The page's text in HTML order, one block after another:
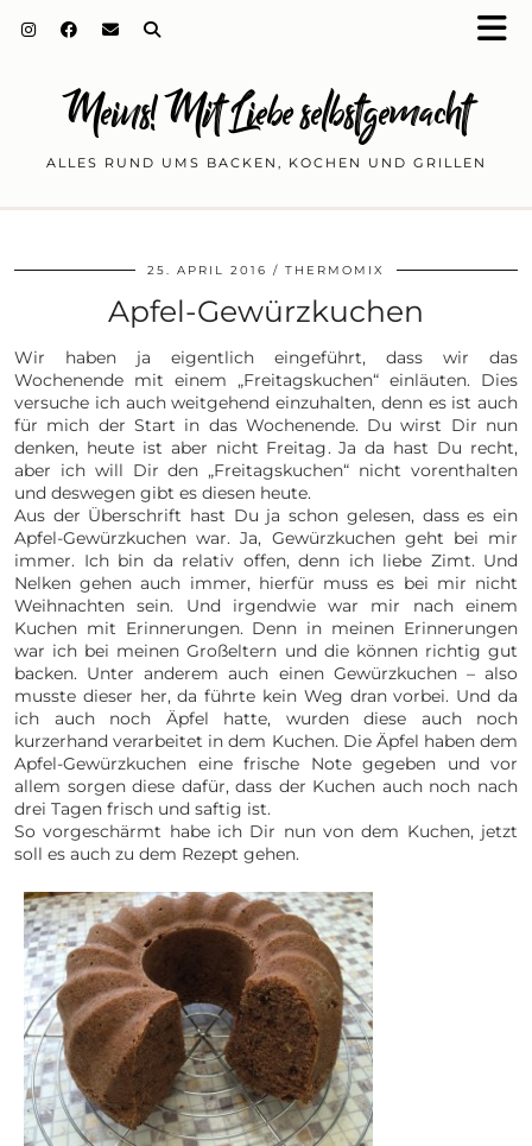
Meins! Mit Liebe selbstgemacht
ALLES RUND UMS BACKEN, KOCHEN UND GRILLEN
25. APRIL 2016 THERMOMIX
Apfel-Gewürzkuchen
Wir haben ja eigentlich eingeführt, dass wir das
Wochenende mit einem „Freitagskuchen“ einläuten. Dies
versuche ich auch weitgehend einzuhalten, denn es ist auch
für mich der Start in das Wochenende. Du wirst Dir nun
denken, heute ist aber nicht Freitag. Ja da hast Du recht,
aber ich will Dir den „Freitagskuchen“ nicht vorenthalten
und deswegen gibt es diesen heute.
Aus der Überschrift hast Du ja schon gelesen, dass es ein
Apfel-Gewürzkuchen war. Ja, Gewürzkuchen geht bei mir
immer. Ich bin da relativ offen, denn ich liebe Zimt. Und
Nelken gehen auch immer, hierfür muss es bei mir nicht
Weihnachten sein. Und irgendwie war mir nach einem
Kuchen mit Erinnerungen. Denn in meinen Erinnerungen
war ich bei meinen Großeltern und die können richtig gut
backen. Unter anderem auch einen Gewürzkuchen – also
musste dieser her, da führte kein Weg dran vorbei. Und da
ich auch noch Äpfel hatte, wurden diese auch noch
kurzerhand verarbeitet in dem Kuchen. Die Äpfel haben dem
Apfel-Gewürzkuchen eine frische Note gegeben und vor
allem sorgen diese dafür, dass der Kuchen auch noch nach
drei Tagen frisch und saftig ist.
So vorgeschärmt habe ich Dir nun von dem Kuchen, jetzt
soll es auch zu dem Rezept gehen.